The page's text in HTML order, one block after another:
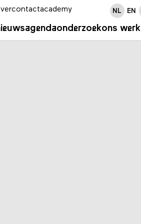
agendaonderzoekons werk
contactacademy NL EN